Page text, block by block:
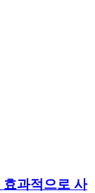
과적으로 사